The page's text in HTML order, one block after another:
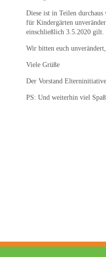
Diese ist in Teilen durchaus
für Kindergärten
einschließlich 3.5.2020 gilt.
Wir bitten euch
Viele Grüße
Der Vorstand
PS: Und weiterhin viel